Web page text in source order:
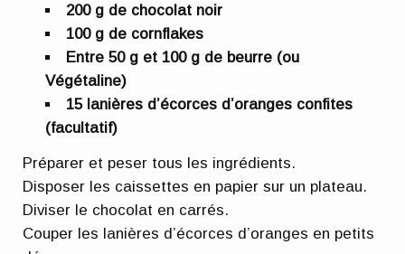
200 g de chocolat noir
100 g de cornflakes
Entre 50 g et 100 g de beurre (ou
Végétaline)
15 lanières d’écorces d’oranges confites
(facultatif)
Préparer et peser tous les ingrédients.
Disposer les caissettes en papier sur un plateau.
Diviser le chocolat en carrés.
Couper les lanières d’écorces d’oranges en petits